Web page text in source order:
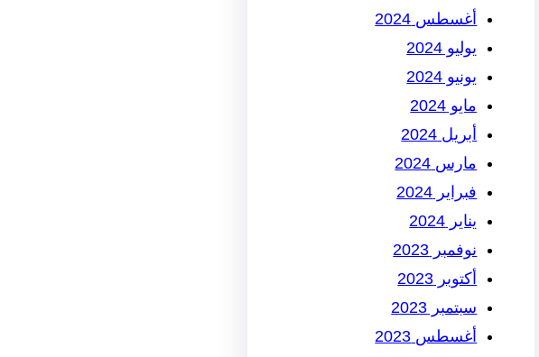
أغسطس 2024
يوليو 2024
يونيو 2024
مايو 2024
أبريل 2024
مارس 2024
فبراير 2024
يناير 2024
نوفمبر 2023
أكتوبر 2023
سبتمبر 2023
أغسطس 2023